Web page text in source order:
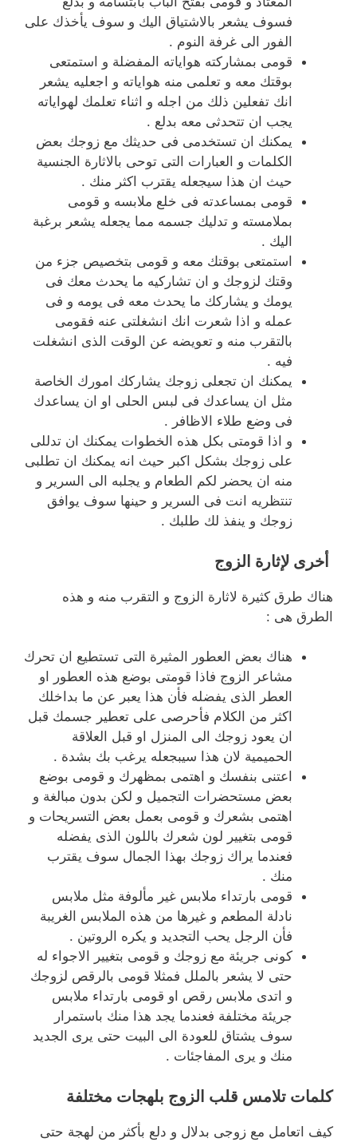
فسوف يشعر بالاشتياق اليك و سوف يأخذك على
الفور الى غرفة النوم .
قومى بمشاركته هواياته المفضلة و استمتعى
بوقتك معه و تعلمى منه هواياته و اجعليه يشعر
انك تفعلين ذلك من اجله و اثناء تعلمك لهواياته
يجب ان تتحدثى معه بدلع .
يمكنك ان تستخدمى فى حديثك مع زوجك بعض
الكلمات و العبارات التى توحى بالاثارة الجنسية
حيث ان هذا سيجعله يقترب اكثر منك .
قومى بمساعدته فى خلع ملابسه و قومى
بملامسته و تدليك جسمه مما يجعله يشعر برغبة
اليك .
استمتعى بوقتك معه و قومى بتخصيص جزء من
وقتك لزوجك و ان تشاركيه ما يحدث معك فى
يومك و يشاركك ما يحدث معه فى يومه و فى
عمله و اذا شعرت انك انشغلتى عنه فقومى
بالتقرب منه و تعويضه عن الوقت الذى انشغلت
فيه .
يمكنك ان تجعلى زوجك يشاركك امورك الخاصة
مثل ان يساعدك فى لبس الحلى او ان يساعدك
فى وضع طلاء الاظافر .
و اذا قومتى بكل هذه الخطوات يمكنك ان تدللى
على زوجك بشكل اكبر حيث انه يمكنك ان تطلبى
منه ان يحضر لكم الطعام و يجلبه الى السرير و
تنتظريه انت فى السرير و حينها سوف يوافق
زوجك و ينفذ لك طلبك .
أخرى لإثارة الزوج
هناك طرق كثيرة لاثارة الزوج و التقرب منه و هذه
الطرق هى :
هناك بعض العطور المثيرة التى تستطيع ان تحرك
مشاعر الزوج فاذا قومتى بوضع هذه العطور او
العطر الذى يفضله فأن هذا يعبر عن ما بداخلك
اكثر من الكلام فأحرصى على تعطير جسمك قبل
ان يعود زوجك الى المنزل او قبل العلاقة
الحميمية لان هذا سيبجعله يرغب بك بشدة .
اعتنى بنفسك و اهتمى بمظهرك و قومى بوضع
بعض مستحضرات التجميل و لكن بدون مبالغة و
اهتمى بشعرك و قومى بعمل بعض التسريحات و
قومى بتغيير لون شعرك باللون الذى يفضله
فعندما يراك زوجك بهذا الجمال سوف يقترب
منك .
قومى بارتداء ملابس غير مألوفة مثل ملابس
نادلة المطعم و غيرها من هذه الملابس الغريبة
فأن الرجل يحب التجديد و يكره الروتين .
كونى جريئة مع زوجك و قومى بتغيير الاجواء له
حتى لا يشعر بالملل فمثلا قومى بالرقص لزوجك
و اتدى ملابس رقص او قومى بارتداء ملابس
جريئة مختلفة فعندما يجد هذا منك باستمرار
سوف يشتاق للعودة الى البيت حتى يرى الجديد
منك و يرى المفاجئات .
كلمات تلامس قلب الزوج بلهجات مختلفة
كيف اتعامل مع زوجى بدلال و دلع بأكثر من لهجة حتى